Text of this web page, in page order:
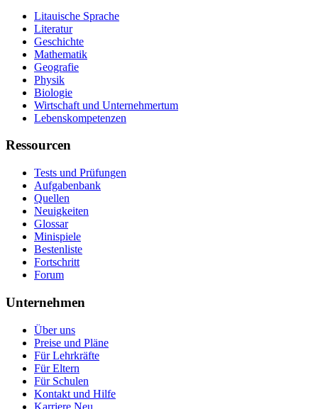
Litauische Sprache
Literatur
Geschichte
Mathematik
Geografie
Physik
Biologie
Wirtschaft und Unternehmertum
Lebenskompetenzen
Ressourcen
Tests und Prüfungen
Aufgabenbank
Quellen
Neuigkeiten
Glossar
Minispiele
Bestenliste
Fortschritt
Forum
Unternehmen
Über uns
Preise und Pläne
Für Lehrkräfte
Für Eltern
Für Schulen
Kontakt und Hilfe
Karriere Neu